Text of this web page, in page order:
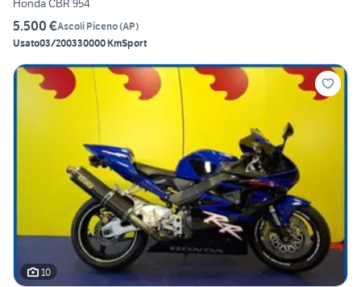
Honda CBR 954
5.500 €Ascoli Piceno(AP)
Usato03/200330000 KmSport
10